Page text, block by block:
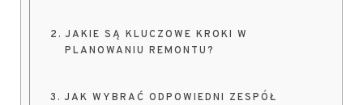
JAKIE SĄ KLUCZOWE KROKI W
PLANOWANIU REMONTU?
JAK WYBRAĆ ODPOWIEDNI ZESPÓŁ